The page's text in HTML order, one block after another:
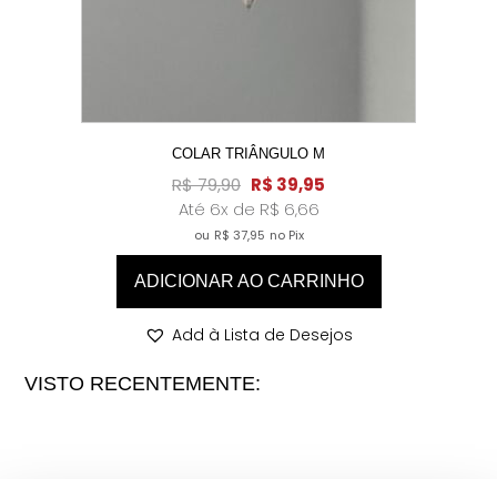
COLAR TRIÂNGULO M
R$79,90 R$ 39,95
Até 6x de R$ 6,66
ou R$ 37,95 no Pix
ADICIONAR AO CARRINHO
Add à Lista de Desejos
VISTO RECENTEMENTE: